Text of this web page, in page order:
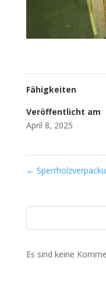
Fähigkeiten
Veröffentlicht am
April 8, 2025
←
Es sind keine